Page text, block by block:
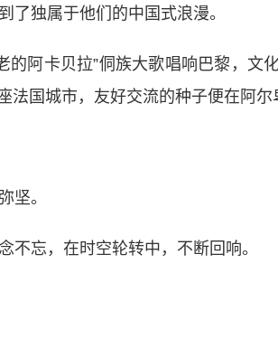
了独属于他们的中国式浪漫。
阿卡贝拉”侗族大歌唱响巴黎，文
法国城市，友好交流的种子便在阿
坚。
忘，在时空轮转中，不断回响。